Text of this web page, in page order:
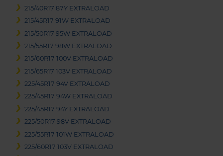
215/40R17 87Y EXTRALOAD
215/45R17 91W EXTRALOAD
215/50R17 95W EXTRALOAD
215/55R17 98W EXTRALOAD
215/60R17 100V EXTRALOAD
215/65R17 103V EXTRALOAD
225/45R17 94V EXTRALOAD
225/45R17 94W EXTRALOAD
225/45R17 94Y EXTRALOAD
225/50R17 98V EXTRALOAD
225/55R17 101W EXTRALOAD
225/60R17 103V EXTRALOAD